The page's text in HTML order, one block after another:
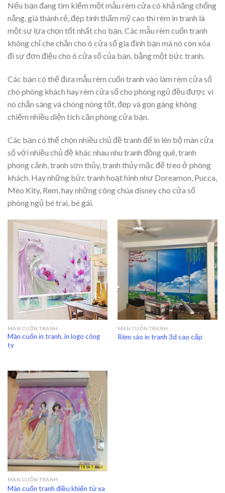
Nếu bạn đang tim kiếm một mẫu rèm cửa có khả năng chống
nắng, giá thành rẻ, đẹp tính thẩm mỹ cao thì rèm in tranh là
một sự lựa chọn tốt nhất cho bạn. Các mẫu rèm cuốn tranh
không chỉ che chắn cho ô cửa sổ gia đình bạn mà nó còn xóa
đi sự đơn điệu cho ô cửa sổ của bạn, bằng một bức tranh.
Các bạn có thể đưa mẫu rèm cuốn tranh vào làm rèm cửa sổ
cho phòng khách hay rèm cửa sổ cho phòng ngủ đều được vì
nó chắn sáng và chóng nóng tốt, đẹp và gọn gàng không
chiếm nhiều diện tích căn phòng cửa bạn.
Các bạn có thể chọn nhiều chủ đề tranh để in lên bộ màn cửa
sổ với nhiều chủ đề khác nhau nhu tranh đồng quê, tranh
phong cảnh, tranh sơn thủy, tranh thủy mặc để treo ở phòng
khách. Hay những bức tranh hoạt hình như Doreamon, Pucca,
Mèo Kity, Rem, hay những công chúa disney cho cửa sổ
phòng ngủ bé trai, bé gái.
MÀN CUỐN TRANH
Màn cuốn in tranh, in logo công
ty
MÀN CUỐN TRANH
Rèm sáo in tranh 3d cao cấp
MÀN CUỐN TRANH
Màn cuốn tranh điều khiển từ xa